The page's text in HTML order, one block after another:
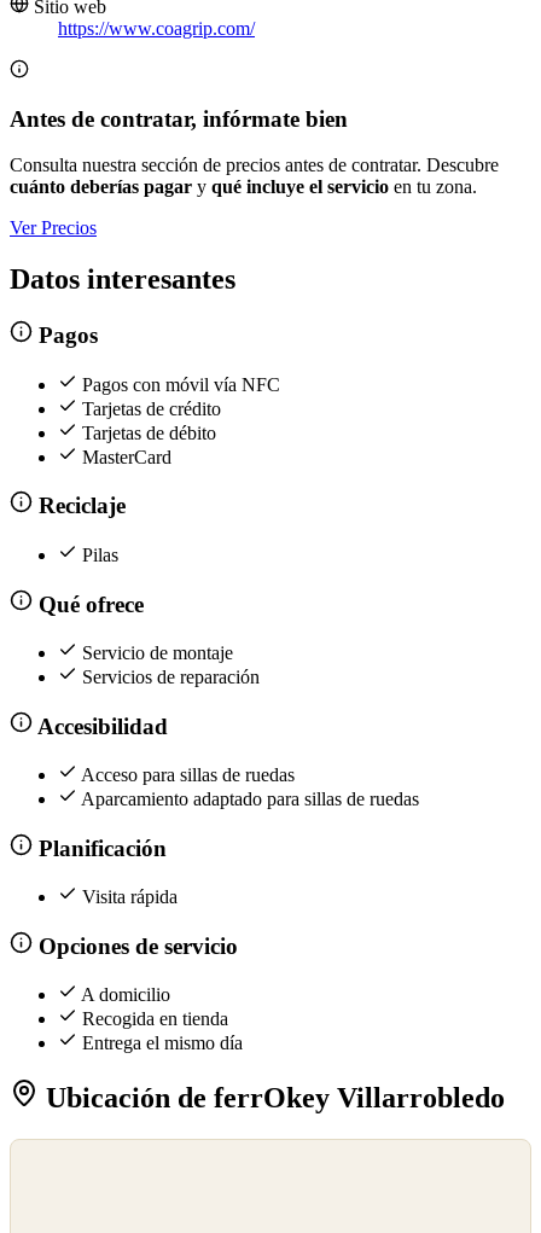
Sitio web
https://www.coagrip.com/
Antes de contratar, infórmate bien
Consulta nuestra sección de precios antes de contratar. Descubre
cuánto deberías pagar y qué incluye el servicio en tu zona.
Ver Precios
Datos interesantes
Pagos
Pagos con móvil vía NFC
Tarjetas de crédito
Tarjetas de débito
MasterCard
Reciclaje
Pilas
Qué ofrece
Servicio de montaje
Servicios de reparación
Accesibilidad
Acceso para sillas de ruedas
Aparcamiento adaptado para sillas de ruedas
Planificación
Visita rápida
Opciones de servicio
A domicilio
Recogida en tienda
Entrega el mismo día
Ubicación de ferrOkey Villarrobledo